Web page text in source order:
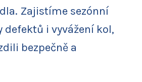
Zajistíme sezónní
defektů i vyvážení kol,
bezpečně a